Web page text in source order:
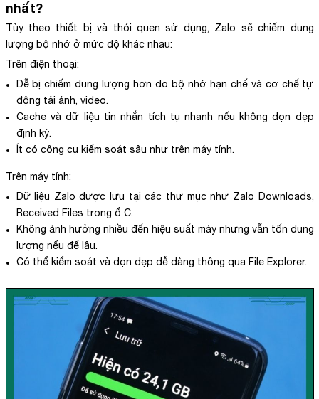
nhất?
Tùy theo thiết bị và thói quen sử dụng, Zalo sẽ chiếm dung
lượng bộ nhớ ở mức độ khác nhau:
Trên điện thoại:
Dễ bị chiếm dung lượng hơn do bộ nhớ hạn chế và cơ chế tự
động tải ảnh, video.
Cache và dữ liệu tin nhắn tích tụ nhanh nếu không dọn dẹp
định kỳ.
Ít có công cụ kiểm soát sâu như trên máy tính.
Trên máy tính:
Dữ liệu Zalo được lưu tại các thư mục như Zalo Downloads,
Received Files trong ổ C.
Không ảnh hưởng nhiều đến hiệu suất máy nhưng vẫn tốn dung
lượng nếu để lâu.
Có thể kiểm soát và dọn dẹp dễ dàng thông qua File Explorer.